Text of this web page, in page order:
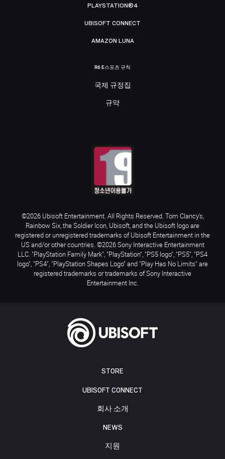
STORE
UBISOFT CONNECT
회사 소개
NEWS
지원
PLAYSTATION®4
UBISOFT CONNECT
AMAZON LUNA
R6 E스포츠 규칙
국제 규정집
규약
©2026 Ubisoft Entertainment. All Rights Reserved. Tom Clancy’s,
Rainbow Six, the Soldier Icon, Ubisoft, and the Ubisoft logo are
registered or unregistered trademarks of Ubisoft Entertainment in the
US and/or other countries. ©2026 Sony Interactive Entertainment
LLC. "PlayStation Family Mark", "PlayStation", "PS5 logo", "PS5", "PS4
logo", "PS4", "PlayStation Shapes Logo" and "Play Has No Limits" are
registered trademarks or trademarks of Sony Interactive
Entertainment Inc.